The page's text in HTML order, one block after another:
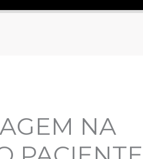
NA